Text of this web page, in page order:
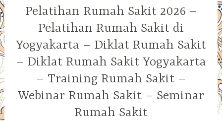
Pelatihan Rumah Sakit 2026 –
Pelatihan Rumah Sakit di
Yogyakarta – Diklat Rumah Sakit
– Diklat Rumah Sakit Yogyakarta
– Training Rumah Sakit –
Webinar Rumah Sakit – Seminar
Rumah Sakit